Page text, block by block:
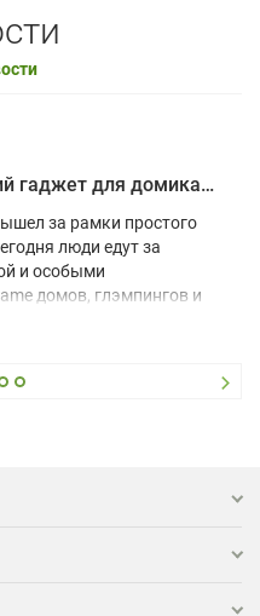
Почему проектор – лучший гаджет для домика в глэмпинге
за рамки простого
люди едут за
и особыми
домов, глэмпингов и
растет, и
в соцсетях,